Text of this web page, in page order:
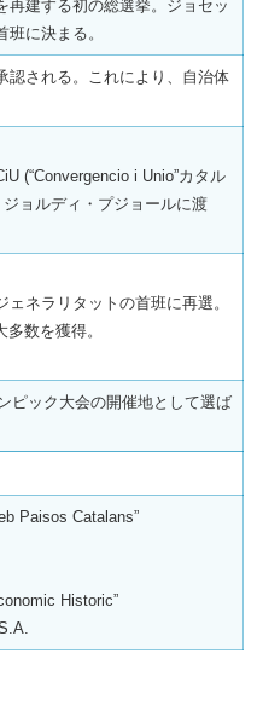
再建する初の総選挙。ジョセッ
に決まる。
認される。これにより、自治体
(“Convergencio i Unio”カタル
ョルディ・プジョールに渡
ネラリタットの首班に再選。
数を獲得。
ピック大会の開催地として選ば
Paisos Catalans”
Historic”